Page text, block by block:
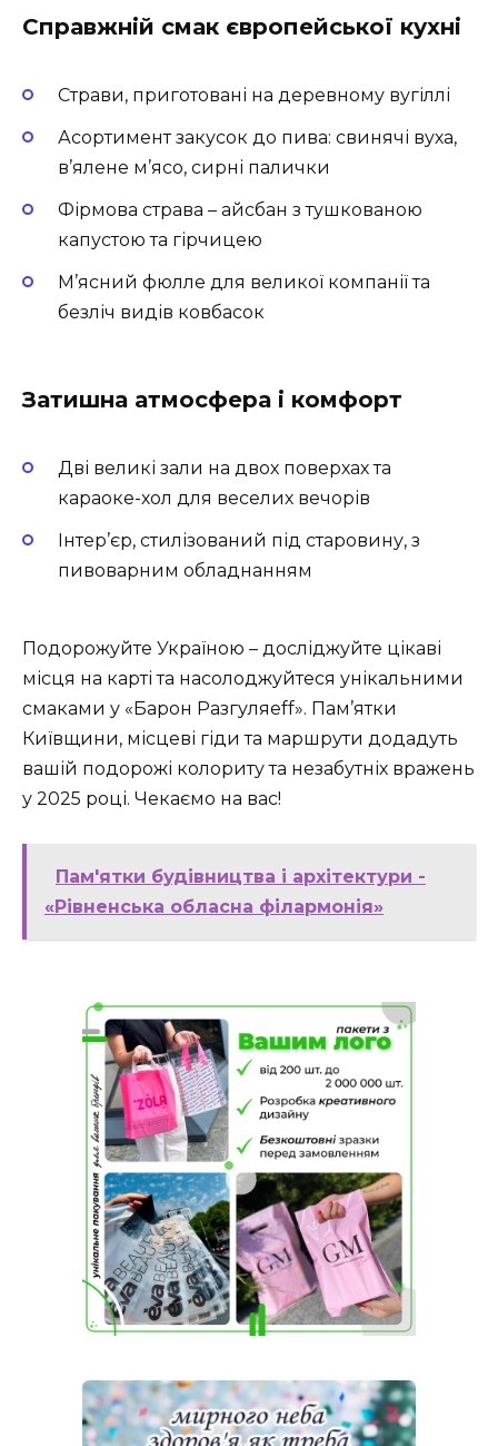
Справжній смак європейської кухні
Страви, приготовані на деревному вугіллі
Асортимент закусок до пива: свинячі вуха,
в’ялене м’ясо, сирні палички
Фірмова страва – айсбан з тушкованою
капустою та гірчицею
М’ясний фюлле для великої компанії та
безліч видів ковбасок
Затишна атмосфера і комфорт
Дві великі зали на двох поверхах та
караоке-хол для веселих вечорів
Інтер’єр, стилізований під старовину, з
пивоварним обладнанням
Подорожуйте Україною – досліджуйте цікаві
місця на карті та насолоджуйтеся унікальними
смаками у «Барон Разгуляеff». Пам’ятки
Київщини, місцеві гіди та маршрути додадуть
вашій подорожі колориту та незабутніх вражень
у 2025 році. Чекаємо на вас!
Пам'ятки будівництва і архітектури -
«Рівненська обласна філармонія»